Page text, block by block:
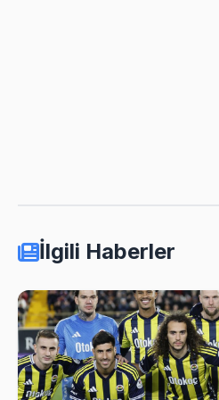
İlgili Haberler